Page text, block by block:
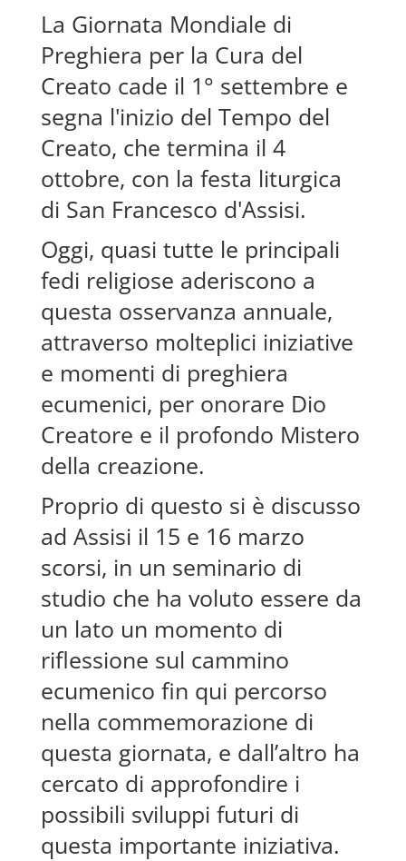
La Giornata Mondiale di
Preghiera per la Cura del
Creato cade il 1° settembre e
segna l'inizio del Tempo del
Creato, che termina il 4
ottobre, con la festa liturgica
di San Francesco d'Assisi.
Oggi, quasi tutte le principali
fedi religiose aderiscono a
questa osservanza annuale,
attraverso molteplici iniziative
e momenti di preghiera
ecumenici, per onorare Dio
Creatore e il profondo Mistero
della creazione.
Proprio di questo si è discusso
ad Assisi il 15 e 16 marzo
scorsi, in un seminario di
studio che ha voluto essere da
un lato un momento di
riflessione sul cammino
ecumenico fin qui percorso
nella commemorazione di
questa giornata, e dall’altro ha
cercato di approfondire i
possibili sviluppi futuri di
questa importante iniziativa.